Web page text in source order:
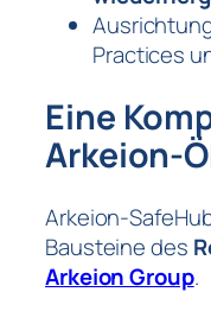
Practices
Eine
Arkeion-
Arkeion-
Bausteine des
Arkeion Group.